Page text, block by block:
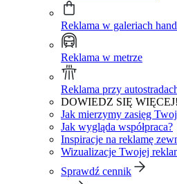
Reklama w galeriach
Reklama w metrze
Reklama przy
DOWIEDZ SIĘ WIĘCEJ!
Jak mierzymy zasięg
Jak wygląda współpraca?
Inspiracje na reklamę
Wizualizacje Twojej
Sprawdź cennik